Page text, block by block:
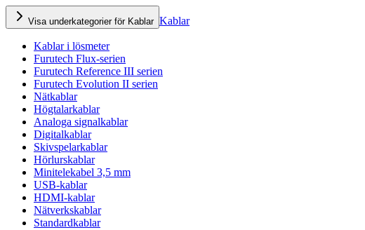
Visa underkategorier för Kablar Kablar
Kablar i lösmeter
Furutech Flux-serien
Furutech Reference III serien
Furutech Evolution II serien
Nätkablar
Högtalarkablar
Analoga signalkablar
Digitalkablar
Skivspelarkablar
Hörlurskablar
Minitelekabel 3,5 mm
USB-kablar
HDMI-kablar
Nätverkskablar
Standardkablar